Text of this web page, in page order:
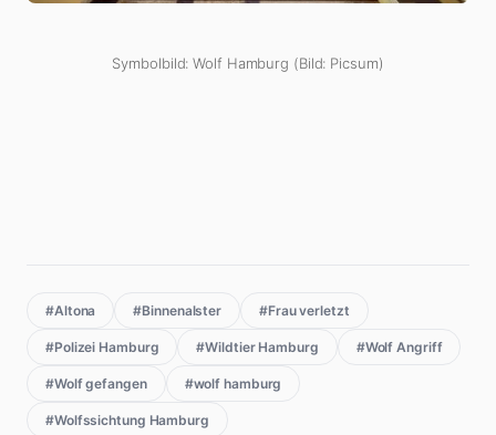
Symbolbild: Wolf Hamburg (Bild: Picsum)
#Altona #Binnenalster #Frau verletzt
#Polizei Hamburg #Wildtier Hamburg #Wolf Angriff
#Wolf gefangen #wolf hamburg
#Wolfssichtung Hamburg